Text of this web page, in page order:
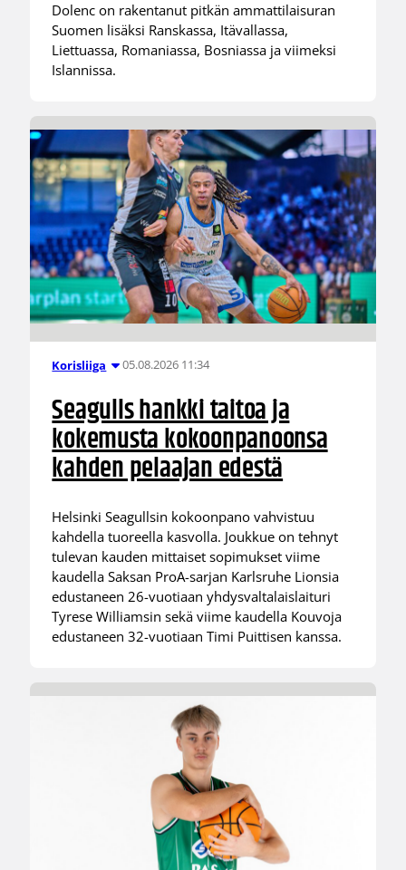
Dolenc on rakentanut pitkän ammattilaisuran
Suomen lisäksi Ranskassa, Itävallassa,
Liettuassa, Romaniassa, Bosniassa ja viimeksi
Islannissa.
Korisliiga 05.08.2026 11:34
Seagulls hankki taitoa ja
kokemusta kokoonpanoonsa
kahden pelaajan edestä
Helsinki Seagullsin kokoonpano vahvistuu
kahdella tuoreella kasvolla. Joukkue on tehnyt
tulevan kauden mittaiset sopimukset viime
kaudella Saksan ProA-sarjan Karlsruhe Lionsia
edustaneen 26-vuotiaan yhdysvaltalaislaituri
Tyrese Williamsin sekä viime kaudella Kouvoja
edustaneen 32-vuotiaan Timi Puittisen kanssa.